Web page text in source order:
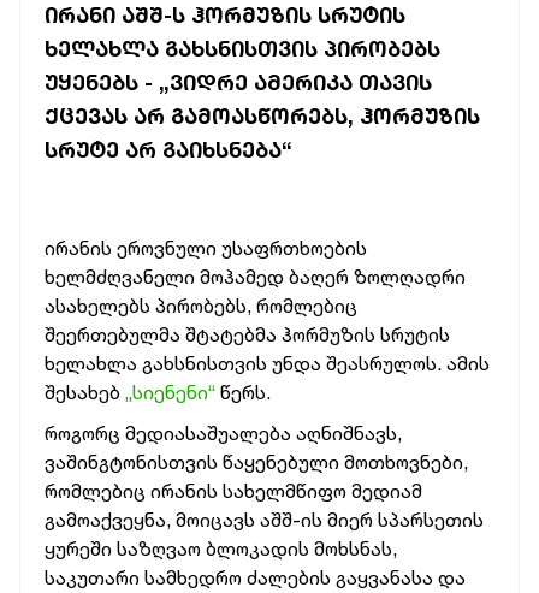
ᲘᲠᲐᲜᲘ ᲐᲨᲨ-Ს ᲰᲝᲠᲛᲣᲖᲘᲡ ᲡᲠᲣᲢᲘᲡ
ᲮᲔᲚᲐᲮᲚᲐ ᲒᲐᲮᲡᲜᲘᲡᲗᲕᲘᲡ ᲞᲘᲠᲝᲑᲔᲑᲡ
ᲣᲧᲔᲜᲔᲑᲡ - „ᲕᲘᲓᲠᲔ ᲐᲛᲔᲠᲘᲙᲐ ᲗᲐᲕᲘᲡ
ᲥᲪᲔᲕᲐᲡ ᲐᲠ ᲒᲐᲛᲝᲐᲡᲬᲝᲠᲔᲑᲡ, ᲰᲝᲠᲛᲣᲖᲘᲡ
ᲡᲠᲣᲢᲔ ᲐᲠ ᲒᲐᲘᲮᲡᲜᲔᲑᲐ“
ირანის ეროვნული უსაფრთხოების
ხელმძღვანელი მოჰამედ ბაღერ ზოლღადრი
ასახელებს პირობებს, რომლებიც
შეერთებულმა შტატებმა ჰორმუზის სრუტის
ხელახლა გახსნისთვის უნდა შეასრულოს. ამის
შესახებ „სიენენი“ წერს.
როგორც მედიასაშუალება აღნიშნავს,
ვაშინგტონისთვის წაყენებული მოთხოვნები,
რომლებიც ირანის სახელმწიფო მედიამ
გამოაქვეყნა, მოიცავს აშშ-ის მიერ სპარსეთის
ყურეში საზღვაო ბლოკადის მოხსნას,
საკუთარი სამხედრო ძალების გაყვანასა და